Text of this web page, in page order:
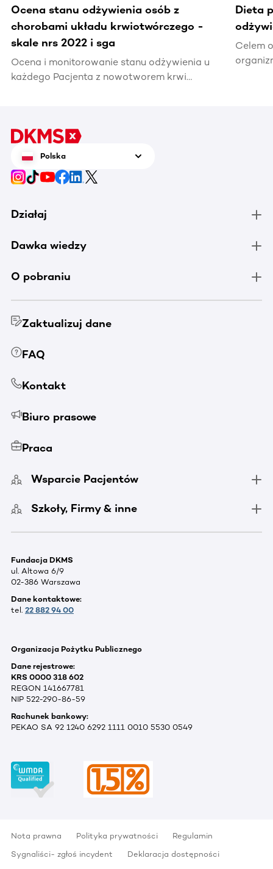
Ocena stanu odżywienia osób z
chorobami układu krwiotwórczego -
skale nrs 2022 i sga
Ocena i monitorowanie stanu odżywienia u
każdego Pacjenta z nowotworem krwi
ryzyko jego szybkiego pogorszenia.
Dieta
Celem
Polska
Działaj
Dawka wiedzy
O pobraniu
Zaktualizuj dane
FAQ
Kontakt
Biuro prasowe
Praca
Wsparcie Pacjentów
Szkoły, Firmy & inne
Fundacja DKMS
ul. Altowa 6/9
02-386 Warszawa
Dane kontaktowe:
tel. 22 882 94 00
Organizacja Pożytku Publicznego
Dane rejestrowe:
KRS 0000 318 602
REGON 141667781
NIP 522-290-86-59
Rachunek bankowy:
PEKAO SA 92 1240 6292 1111 0010 5530 0549
Nota prawna Polityka prywatności
Regulamin
Sygnaliści- zgłoś incydent
Deklaracja dostępności